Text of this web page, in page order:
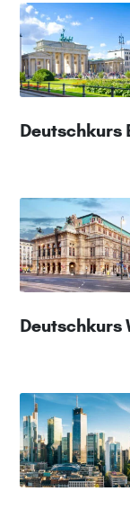
Deutschkurs
Deutschkurs